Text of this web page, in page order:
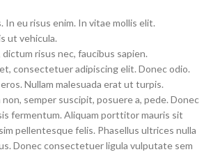
eu risus enim. In vitae mollis elit.
ut vehicula.
risus nec, faucibus sapien.
consectetuer adipiscing elit. Donec odio.
Nullam malesuada erat ut turpis.
semper suscipit, posuere a, pede. Donec
fermentum. Aliquam porttitor mauris sit
pellentesque felis. Phasellus ultrices nulla
Donec consectetuer ligula vulputate sem